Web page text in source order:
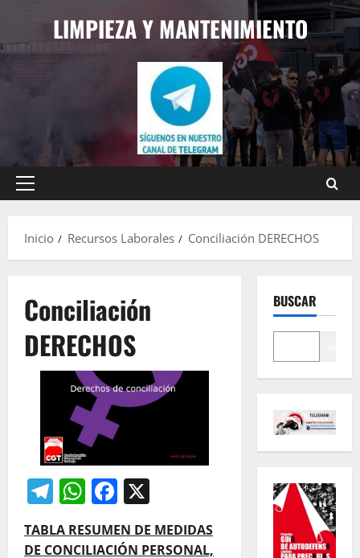
contenido
LIMPIEZA Y MANTENIMIENTO
Menú
Inicio
Recursos Laborales Conciliación DERECHOS
Conciliación
DERECHOS
Telegram
WhatsApp
Facebook
TABLA RESUMEN DE MEDIDAS
DE CONCILIACIÓN PERSONAL,
BUSCAR